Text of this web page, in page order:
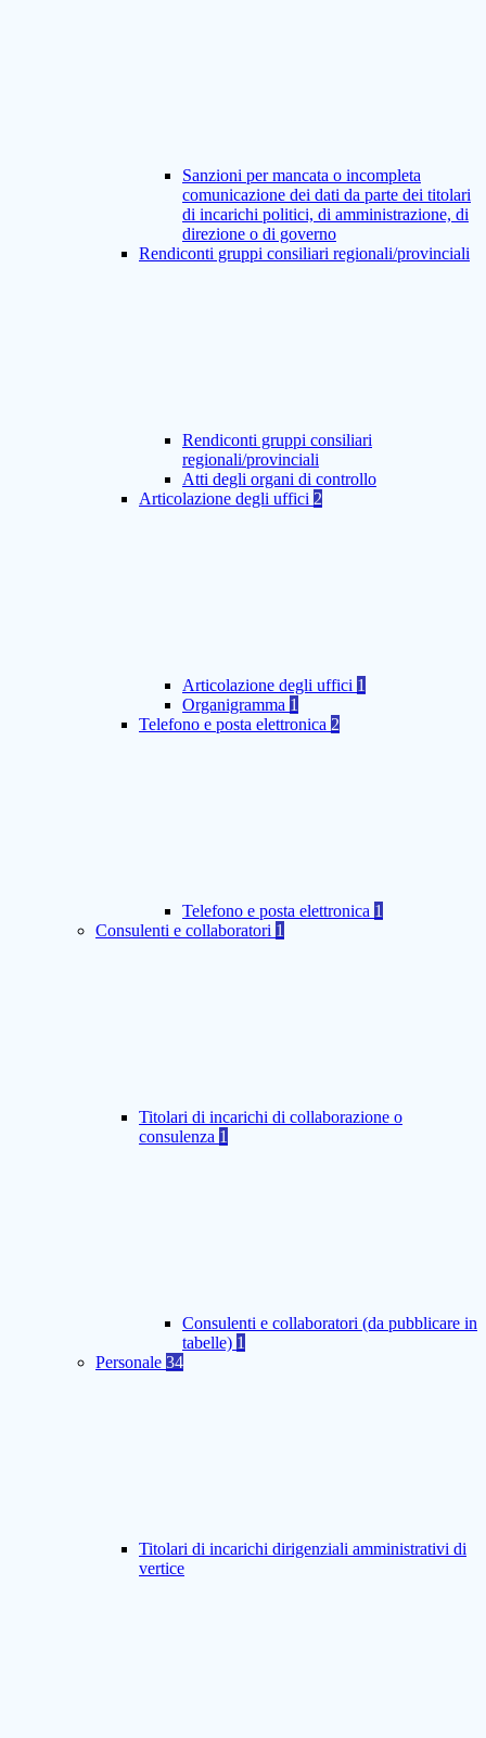
Sanzioni per mancata o incompleta
comunicazione dei dati da parte dei titolari
di incarichi politici, di amministrazione, di
direzione o di governo
Rendiconti gruppi consiliari regionali/provinciali
Rendiconti gruppi consiliari
regionali/provinciali
Atti degli organi di controllo
Articolazione degli uffici 2
Articolazione degli uffici 1
Organigramma 1
Telefono e posta elettronica 2
Telefono e posta elettronica 1
Consulenti e collaboratori 1
Titolari di incarichi di collaborazione o
consulenza 1
Consulenti e collaboratori (da pubblicare in
tabelle) 1
Personale 34
Titolari di incarichi dirigenziali amministrativi di
vertice